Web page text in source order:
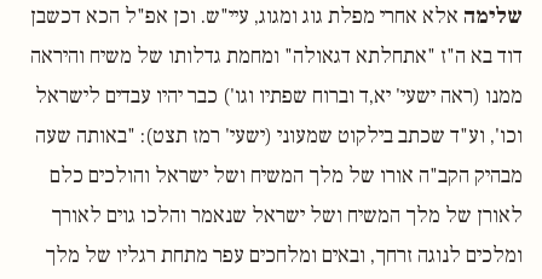
שלימה אלא אחרי מפלת גוג ומגוג, עיי"ש. וכן אפ"ל הכא דכשבן
דוד בא ה"ז "אתחלתא דגאולה" ומחמת גדלותו של משיח והיראה
ממנו (ראה ישעי' יא,ד וברוח שפתיו וגו') כבר יהיו עבדים לישראל
וכו', וע"ד שכתב בילקוט שמעוני (ישעי' רמז תצט): "באותה שעה
מבהיק הקב"ה אורו של מלך המשיח ושל ישראל והולכים כלם
לאורן של מלך המשיח ושל ישראל שנאמר והלכו גוים לאורך
ומלכים לנוגה זרחך, ובאים ומלחכים עפר מתחת רגליו של מלך